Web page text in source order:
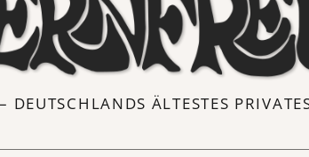
DEUTSCHLANDS ÄLTESTES